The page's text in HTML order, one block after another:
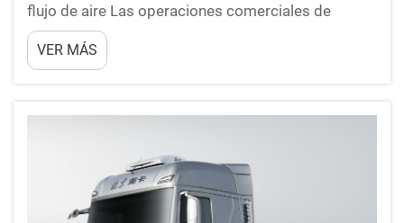
flujo de aire Las operaciones comerciales de
transporte de larga distancia exigen una atención
rigurosa a la resistencia aerodinámica, ya que la
resistencia del viento representa una parte
velocidades de carretera. Vehículos pesados...
VER MÁS